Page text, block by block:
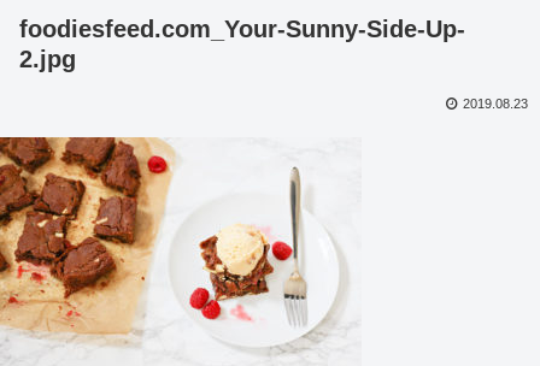
foodiesfeed.com_Your-Sunny-Side-Up-
2.jpg
2019.08.23